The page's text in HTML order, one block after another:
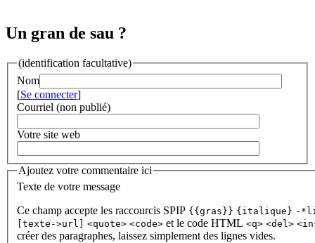
Un gran de sau ?
(identification facultative)
Nom
[Se connecter]
Courriel (non publié)
Votre site web
Ajoutez votre commentaire ici
Texte de votre message
Ce champ accepte les raccourcis SPIP {{gras}} {italique} -
[texte->url]
<quote> <code> et le code HTML <q> <del>
créer des paragraphes, laissez simplement des lignes vides.